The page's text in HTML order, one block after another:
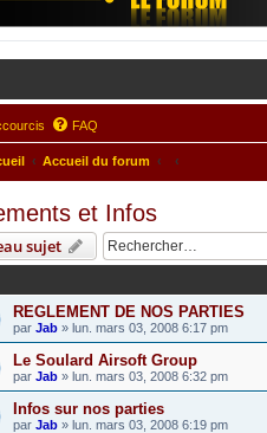
FAQ
Accueil du forum
et Infos
sujet
REGLEMENT DE NOS PARTIES
par Jab » lun. mars 03, 2008 6:17 pm
Le Soulard Airsoft Group
par Jab » lun. mars 03, 2008 6:32 pm
Infos sur nos parties
par Jab » lun. mars 03, 2008 6:19 pm